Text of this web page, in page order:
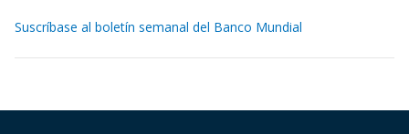
Suscríbase al boletín semanal del Banco Mundial